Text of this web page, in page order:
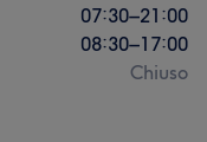
07:30–21:00
08:30–17:00
Chiuso